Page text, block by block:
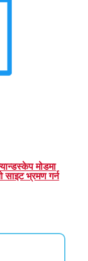
मोडमा
साइट भ्रमण गर्न